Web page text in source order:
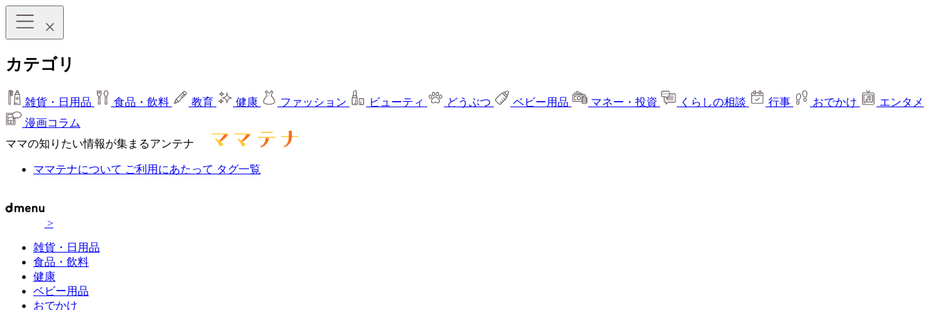
カテゴリ
雑貨・日用品 食品・飲料 教育 健康 ファッション ビューティ どうぶつ ベビー用品 マネー・投資 くらしの相談 行事 おでかけ
エンタメ
漫画コラム
ママの知りたい情報が集まるアンテナ
ママテナについて ご利用にあたって タグ一覧
>
雑貨・日用品
食品・飲料
健康
ベビー用品
おでかけ